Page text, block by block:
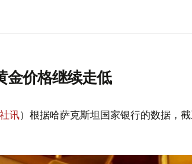
金价格继续走低
讯）根据哈萨克斯坦国家银行的数据，